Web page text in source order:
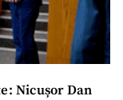
Nicușor Dan